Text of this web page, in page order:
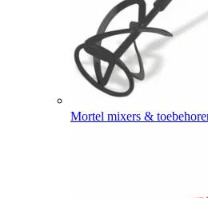
Mortel mixers &